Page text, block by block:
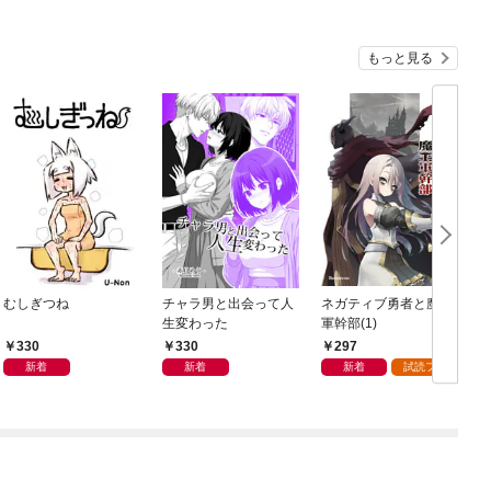
もっと見る
むしぎつね
330
新着
チャラ男と出会って人
生変わった
330
新着
ネガティブ勇者と魔王
軍幹部(1)
297
新着 試読フル